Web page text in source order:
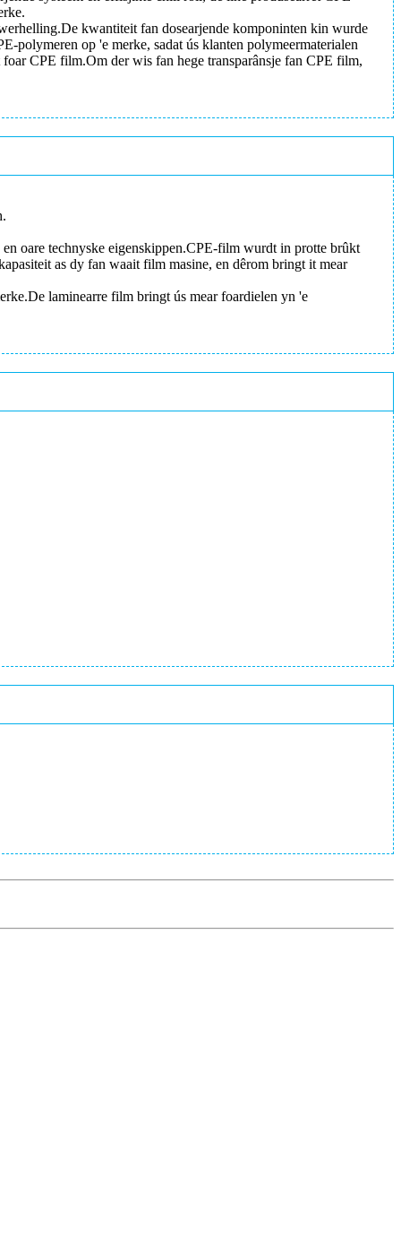
kwantiteit fan dosearjende komponinten kin wurde
polymeren op 'e merke, sadat ús klanten polymeermaterialen
CPE film.Om der wis fan hege transparânsje fan CPE film,
oare technyske eigenskippen.CPE-film wurdt in protte brûkt
as dy fan waait film masine, en dêrom bringt it mear
laminearre film bringt ús mear foardielen yn 'e